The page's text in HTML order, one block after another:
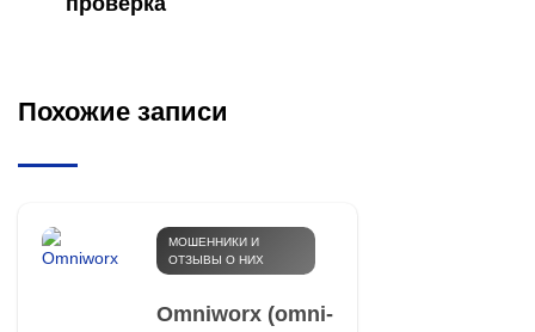
Похожие записи
МОШЕННИКИ И
ОТЗЫВЫ О НИХ
Omniworx (omni-